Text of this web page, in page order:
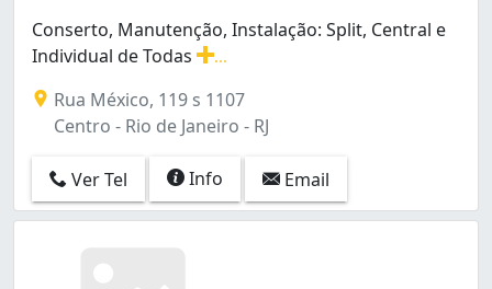
Conserto, Manutenção, Instalação: Split, Central e
Individual de Todas
Rua México, 119 s 1107
Centro - Rio de Janeiro - RJ
Ver Tel Info Email